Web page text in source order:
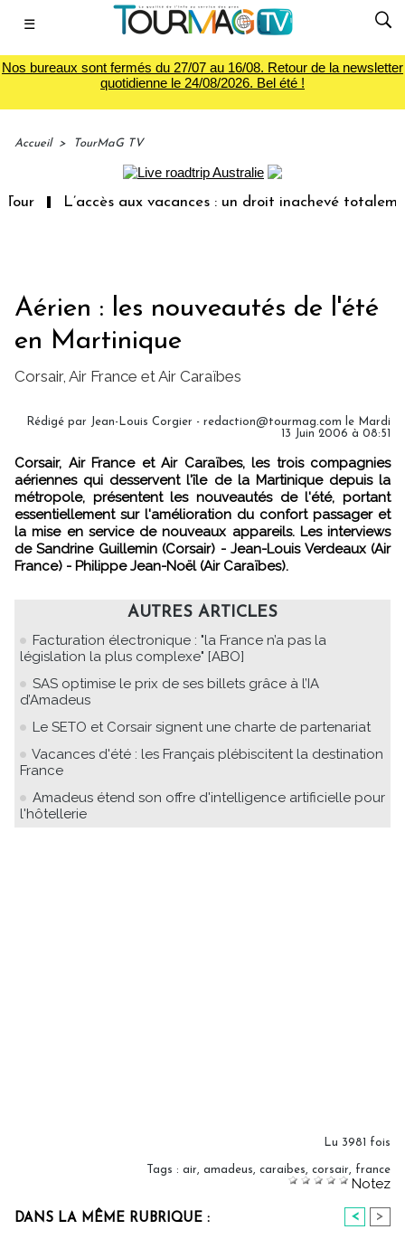
☰
Nos bureaux sont fermés du 27/07 au 16/08. Retour de la newsletter
quotidienne le 24/08/2026. Bel été !
Accueil > TourMaG TV
L’accès aux vacances : un droit inachevé
Aérien : les nouveautés de l'été
en Martinique
Corsair, Air France et Air Caraïbes
Rédigé par Jean-Louis Corgier - redaction@tourmag.com le Mardi
13 Juin 2006 à 08:51
Corsair, Air France et Air Caraïbes, les trois compagnies
aériennes qui desservent l'île de la Martinique depuis la
métropole, présentent les nouveautés de l'été, portant
essentiellement sur l'amélioration du confort passager et
la mise en service de nouveaux appareils. Les interviews
de Sandrine Guillemin (Corsair) - Jean-Louis Verdeaux (Air
France) - Philippe Jean-Noël (Air Caraïbes).
AUTRES ARTICLES
Facturation électronique : "la France n’a pas la
législation la plus complexe" [ABO]
SAS optimise le prix de ses billets grâce à l’IA
d’Amadeus
Le SETO et Corsair signent une charte de partenariat
Vacances d'été : les Français plébiscitent la destination
France
Amadeus étend son offre d'intelligence artificielle pour
l'hôtellerie
Lu 3981 fois
Tags : air amadeus caraibes corsair france
Notez
DANS LA MÊME RUBRIQUE : < >